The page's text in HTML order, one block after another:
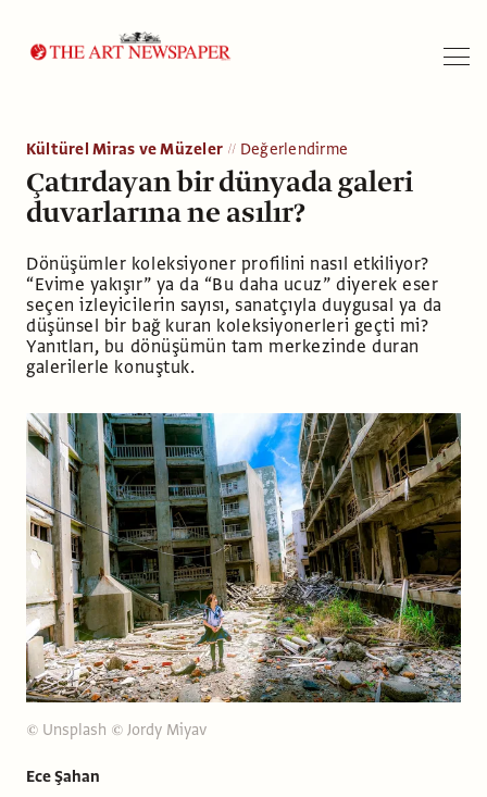
Kültürel Miras ve Müzeler Değerlendirme
Çatırdayan bir dünyada galeri
duvarlarına ne asılır?
Dönüşümler koleksiyoner profilini nasıl etkiliyor?
“Evime yakışır” ya da “Bu daha ucuz” diyerek eser
seçen izleyicilerin sayısı, sanatçıyla duygusal ya da
düşünsel bir bağ kuran koleksiyonerleri geçti mi?
Yanıtları, bu dönüşümün tam merkezinde duran
galerilerle konuştuk.
Ece Şahan
© Unsplash © Jordy Miyav